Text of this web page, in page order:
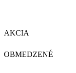
AKCIA
OBMEDZENÉ